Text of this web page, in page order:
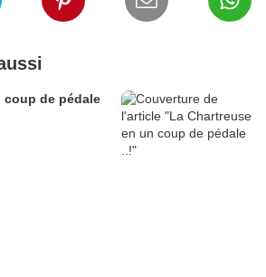
coup de pédale